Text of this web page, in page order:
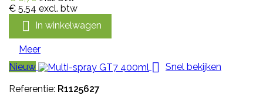
€ 5,54 excl. btw
 In winkelwagen
Meer
Nieuw
 Snel bekijken
Referentie: R1125627